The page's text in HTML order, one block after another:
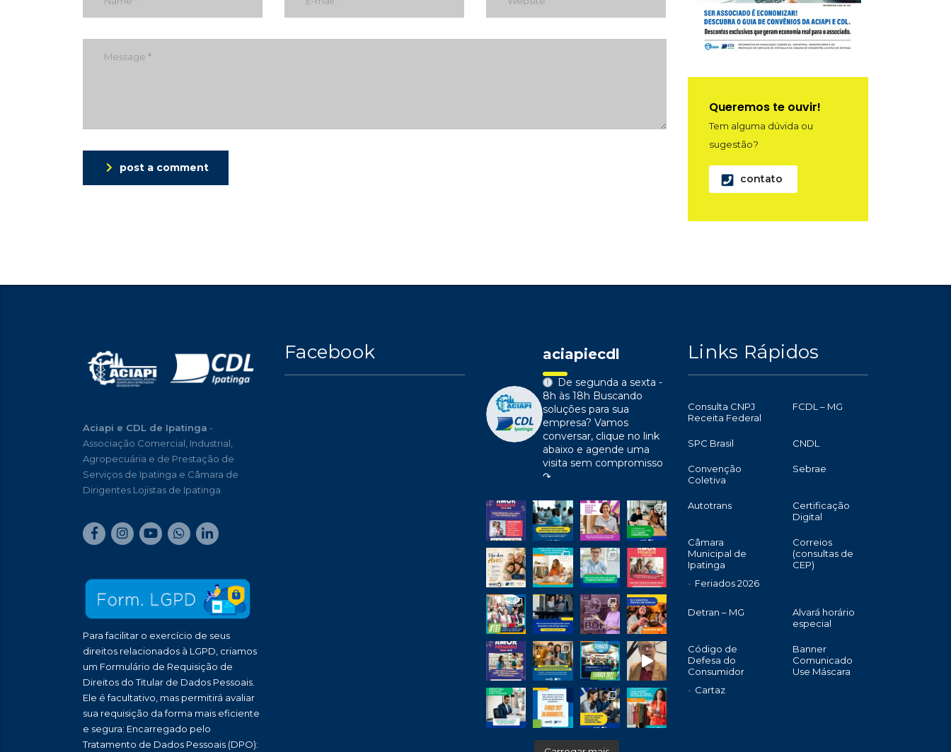
post a comment
Queremos te ouvir!
Tem alguma dúvida ou
sugestão?
contato
Aciapi e CDL de Ipatinga -
Associação Comercial, Industrial,
Agropecuária e de Prestação de
Serviços de Ipatinga e Câmara de
Dirigentes Lojistas de Ipatinga
Para facilitar o exercício de seus
direitos relacionados à LGPD, criamos
um Formulário de Requisição de
Direitos do Titular de Dados Pessoais.
Ele é facultativo, mas permitirá avaliar
sua requisição da forma mais eficiente
e segura: Encarregado pelo
Tratamento de Dados Pessoais (DPO):
Facebook aciapiecdl
De segunda a sexta -
8h às 18h Buscando
soluções para sua
empresa? Vamos
conversar, clique no link
abaixo e agende uma
visita sem compromisso
↷
Links Rápidos
Consulta CNPJ
Receita Federal
FCDL – MG
SPC Brasil CNDL
Convenção
Coletiva
Sebrae
Autotrans
Certificação
Digital
Câmara
Municipal de
Ipatinga
Feriados 2026
Correios
(consultas de
CEP)
Detran – MG
Alvará horário
especial
Código de
Defesa do
Consumidor
Cartaz
Banner
Comunicado
Use Máscara